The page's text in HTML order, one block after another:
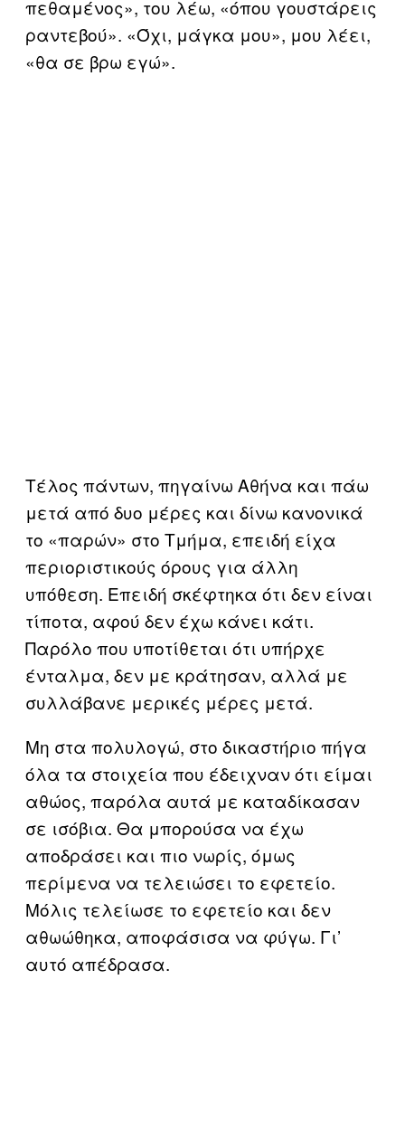
πεθαμένος», του λέω, «όπου γουστάρεις
ραντεβού». «Όχι, μάγκα μου», μου λέει,
«θα σε βρω εγώ».
Τέλος πάντων, πηγαίνω Αθήνα και πάω
μετά από δυο μέρες και δίνω κανονικά
το «παρών» στο Τμήμα, επειδή είχα
περιοριστικούς όρους για άλλη
υπόθεση. Επειδή σκέφτηκα ότι δεν είναι
τίποτα, αφού δεν έχω κάνει κάτι.
Παρόλο που υποτίθεται ότι υπήρχε
ένταλμα, δεν με κράτησαν, αλλά με
συλλάβανε μερικές μέρες μετά.
Μη στα πολυλογώ, στο δικαστήριο πήγα
όλα τα στοιχεία που έδειχναν ότι είμαι
αθώος, παρόλα αυτά με καταδίκασαν
σε ισόβια. Θα μπορούσα να έχω
αποδράσει και πιο νωρίς, όμως
περίμενα να τελειώσει το εφετείο.
Μόλις τελείωσε το εφετείο και δεν
αθωώθηκα, αποφάσισα να φύγω. Γι’
αυτό απέδρασα.